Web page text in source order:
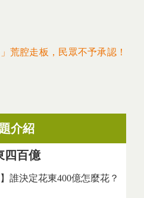
external)
is external)
荒腔走板，民眾不予承認！
介紹
四百億
誰決定花東400億怎麼花？